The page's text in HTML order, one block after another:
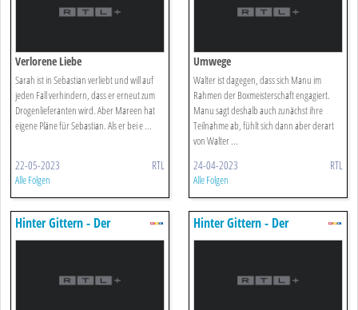
Verlorene Liebe
Sarah ist in Sebastian verliebt und will auf
jeden Fall verhindern, dass er erneut zum
Drogenlieferanten wird. Aber Mareen hat
eigene Pläne für Sebastian. Als er bei e ...
22-05-2023 RTL
Alle Folgen
Umwege
Walter ist dagegen, dass sich Manu im
Rahmen der Boxmeisterschaft engagiert.
Manu sagt deshalb auch zunächst ihre
Teilnahme ab, fühlt sich dann aber derart
von Walter ...
24-04-2023 RTL
Alle Folgen
Hinter Gittern - Der
Frauenknast
Hinter Gittern - Der
Frauenknast